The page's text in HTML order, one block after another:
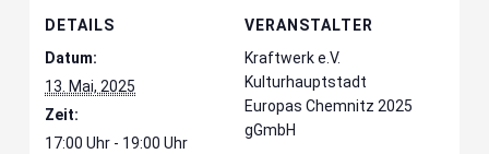
DETAILS
Datum:
13. Mai, 2025
Zeit:
17:00 Uhr - 19:00 Uhr
VERANSTALTER
Kraftwerk e.V.
Kulturhauptstadt
Europas Chemnitz 2025
gGmbH